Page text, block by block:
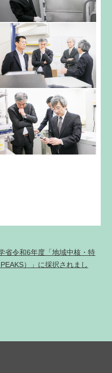
省令和6年度「地域中核・特
）」に採択されまし